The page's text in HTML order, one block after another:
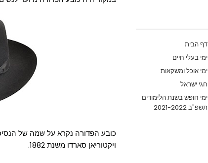
כובע הפדורה נקרא על שמה של
ויקטוריאן סארדו משנת 1882.
דף הבית
ימי בעלי חיים
ימי אוכל ומשקאות
חגי ישראל
ימי חופש בשנת הלימודים
תשפ"ב 2021-2022